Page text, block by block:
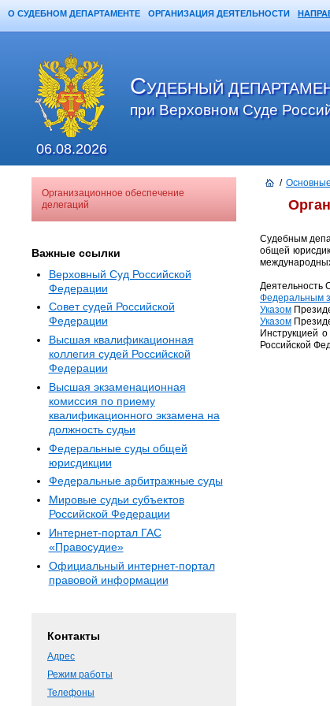
О СУДЕБНОМ ДЕПАРТАМЕНТЕ ОРГАНИЗАЦИЯ ДЕЯТЕЛЬНОСТИ
/
Судебным
общей
Деятельность
Федеральным
Указом
Указом
Инструкцией
Российской
Организационное обеспечение
делегаций
Важные ссылки
Верховный Суд Российской
Федерации
Совет судей Российской
Федерации
Высшая квалификационная
коллегия судей Российской
Федерации
Высшая экзаменационная
комиссия по приему
квалификационного экзамена на
должность судьи
Федеральные суды общей
юрисдикции
Федеральные арбитражные суды
Мировые судьи субъектов
Российской Федерации
Интернет-портал ГАС
«Правосудие»
Официальный интернет-портал
правовой информации
Контакты
Адрес
Режим работы
Телефоны
СУДЕБНЫЙ
при Верховном Суде
06.08.2026